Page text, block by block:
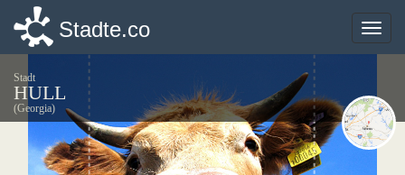
Toggle
Stadte.co
Stadt
HULL
(Georgia)
Toggle
Stadte.co